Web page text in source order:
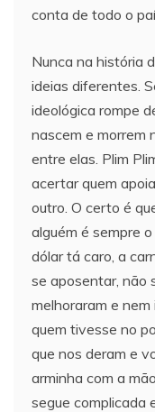
conta de todo o
Nunca na história
ideias diferentes.
ideológica rompe
nascem e morrem
entre elas. Plim
acertar quem
outro. O certo é
alguém é sempre
dólar tá caro, a
se aposentar, não
melhoraram e
quem tivesse no
que nos deram e
arminha com a
segue complicada